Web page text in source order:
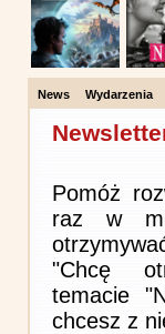
News Wydarzenia
Pomóż
raz w
"Chcę
temacie
chcesz z